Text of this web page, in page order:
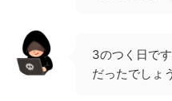
3のつく日で
だったでしょう